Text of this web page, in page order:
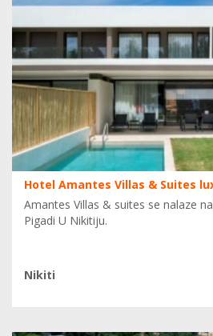
Hotel Amantes Villas & Suites
Amantes Villas & suites se nalaze
Pigadi U Nikitiju.
Nikiti